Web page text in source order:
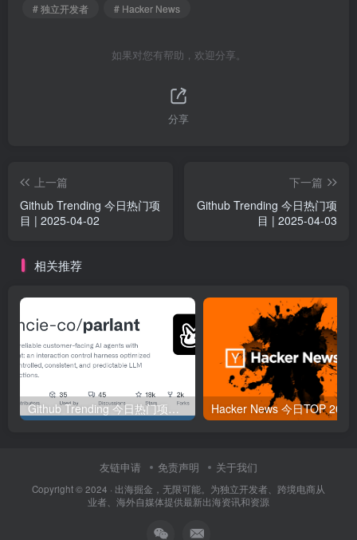
# 独立开发者
# Hacker News
如果对您有帮助，欢迎分享。
分享
上一篇
Github Trending 今日热门项
目 | 2025-04-02
下一篇
Github Trending 今日热门项
目 | 2025-04-03
相关推荐
Github Trending 今日热门项目 | 2025-09-06
友链申请 免责声明 关于我们
Copyright © 2024 · 出海掘金，无限可能。为独立开发者、跨境电商从
业者、海外自媒体提供最新出海资讯和资源